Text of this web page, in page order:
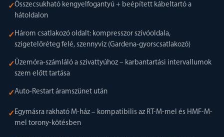
✓Összecsukható kengyelfogantyú + beépített kábeltartó a
hátoldalon
✓ Három csatlakozó oldalt: kompresszor szívóoldala,
szigetelőréteg felé, szennyvíz (Gardena-gyorscsatlakozó)
✓ Üzemóra-számláló a szivattyúhoz – karbantartási intervallumok
szem előtt tartása
✓Auto-Restart áramszünet után
✓ Egymásra rakható M-ház – kompatibilis az RT-M-mel és HMF-M-
mel torony-kötésben